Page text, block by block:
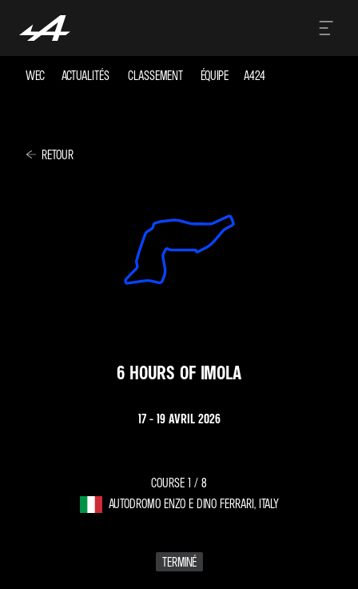
WEC ACTUALITÉS CLASSEMENT ÉQUIPE A424
RETOUR
6 HOURS OF IMOLA
17 - 19 AVRIL 2026
COURSE 1 / 8
AUTODROMO ENZO E DINO FERRARI, ITALY
TERMINÉ